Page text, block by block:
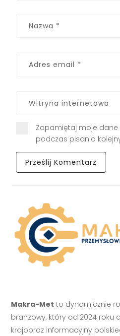
Zapamiętaj moje
podczas pisania
Makra-Met to dynamicznie
branżowy, który od 2024 roku
krajobraz informacyjny